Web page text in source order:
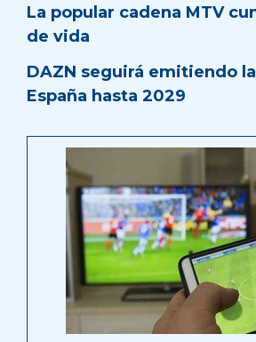
La popular cadena MTV
de vida
DAZN seguirá emitiendo
España hasta 2029